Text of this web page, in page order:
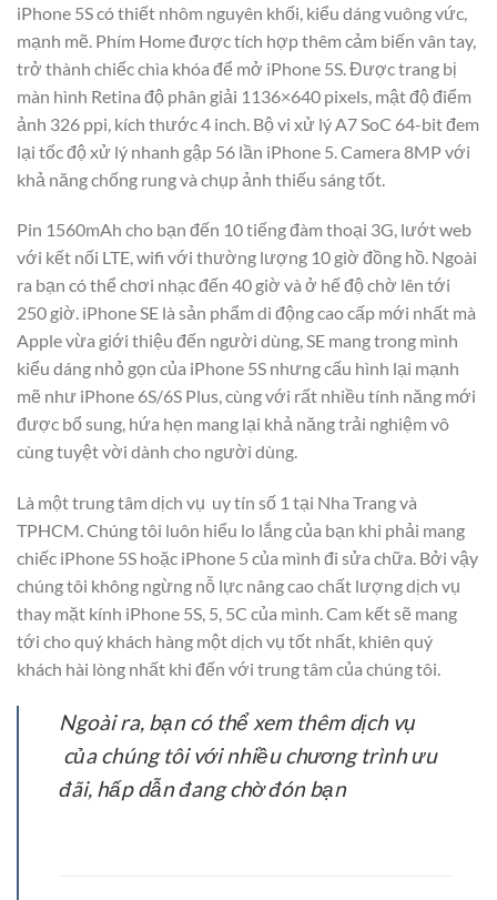
iPhone 5S có thiết nhôm nguyên khối, kiểu dáng vuông vức,
mạnh mẽ. Phím Home được tích hợp thêm cảm biến vân tay,
trở thành chiếc chìa khóa để mở iPhone 5S. Được trang bị
màn hình Retina độ phân giải 1136×640 pixels, mật độ điểm
ảnh 326 ppi, kích thước 4 inch. Bộ vi xử lý A7 SoC 64-bit đem
lại tốc độ xử lý nhanh gập 56 lần iPhone 5. Camera 8MP với
khả năng chống rung và chụp ảnh thiếu sáng tốt.
Pin 1560mAh cho bạn đến 10 tiếng đàm thoại 3G, lướt web
với kết nối LTE, wifi với thường lượng 10 giờ đồng hồ. Ngoài
ra bạn có thể chơi nhạc đến 40 giờ và ở hế độ chờ lên tới
250 giờ. iPhone SE là sản phẩm di động cao cấp mới nhất mà
Apple vừa giới thiệu đến người dùng, SE mang trong mình
kiểu dáng nhỏ gọn của iPhone 5S nhưng cấu hình lại mạnh
mẽ như iPhone 6S/6S Plus, cùng với rất nhiều tính năng mới
được bổ sung, hứa hẹn mang lại khả năng trải nghiệm vô
cùng tuyệt vời dành cho người dùng.
Là một trung tâm dịch vụ uy tín số 1 tại Nha Trang và
TPHCM. Chúng tôi luôn hiểu lo lắng của bạn khi phải mang
chiếc iPhone 5S hoặc iPhone 5 của mình đi sửa chữa. Bởi vậy
chúng tôi không ngừng nỗ lực nâng cao chất lượng dịch vụ
thay mặt kính iPhone 5S, 5, 5C của mình. Cam kết sẽ mang
tới cho quý khách hàng một dịch vụ tốt nhất, khiên quý
khách hài lòng nhất khi đến với trung tâm của chúng tôi.
Ngoài ra, bạn có thể xem thêm dịch vụ
của chúng tôi với nhiều chương trình ưu
đãi, hấp dẫn đang chờ đón bạn